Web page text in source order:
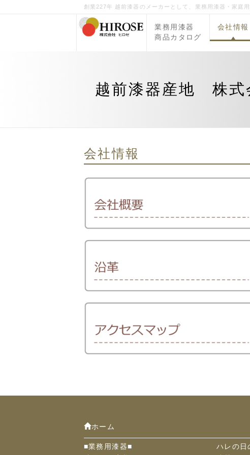
創業227年 越前漆器のメーカーとして、業務用漆器・家庭
業務用漆器
商品カタログ
会社情報
越前漆器産地 株式
会社情報
ホーム
■業務用漆器■
ハレの日